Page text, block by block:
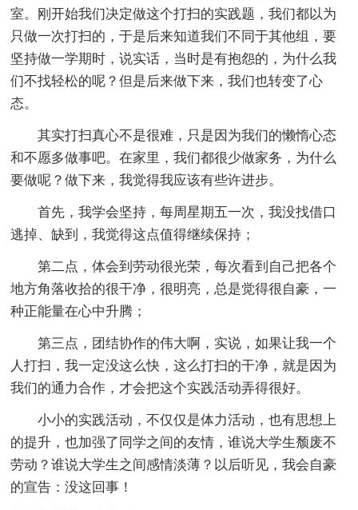
室。刚开始我们决定做这个打扫的实践题，我们都以为
只做一次打扫的，于是后来知道我们不同于其他组，要
坚持做一学期时，说实话，当时是有抱怨的，为什么我
们不找轻松的呢？但是后来做下来，我们也转变了心
态。
其实打扫真心不是很难，只是因为我们的懒惰心态
和不愿多做事吧。在家里，我们都很少做家务，为什么
要做呢？做下来，我觉得我应该有些许进步。
首先，我学会坚持，每周星期五一次，我没找借口
逃掉、缺到，我觉得这点值得继续保持；
第二点，体会到劳动很光荣，每次看到自己把各个
地方角落收拾的很干净，很明亮，总是觉得很自豪，一
种正能量在心中升腾；
第三点，团结协作的伟大啊，实说，如果让我一个
人打扫，我一定没这么快，这么打扫的干净，就是因为
我们的通力合作，才会把这个实践活动弄得很好。
小小的实践活动，不仅仅是体力活动，也有思想上
的提升，也加强了同学之间的友情，谁说大学生颓废不
劳动？谁说大学生之间感情淡薄？以后听见，我会自豪
的宣告：没这回事！